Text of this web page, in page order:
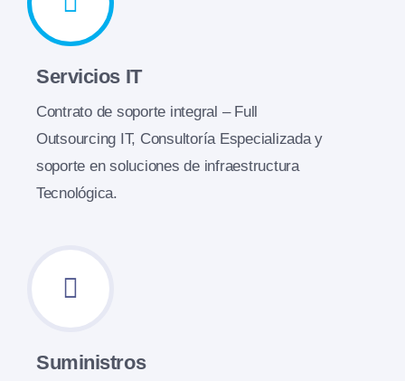
Servicios IT
Contrato de soporte integral – Full
Outsourcing IT, Consultoría Especializada y
soporte en soluciones de infraestructura
Tecnológica.
Suministros